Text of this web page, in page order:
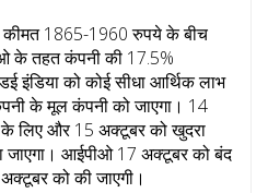
1865-1960 रुपये के बीच
के तहत कंपनी की 17.5%
इंडिया को कोई सीधा आर्थिक लाभ
के मूल कंपनी को जाएगा। 14
लिए और 15 अक्टूबर को खुदरा
आईपीओ 17 अक्टूबर को बंद
को की जाएगी।